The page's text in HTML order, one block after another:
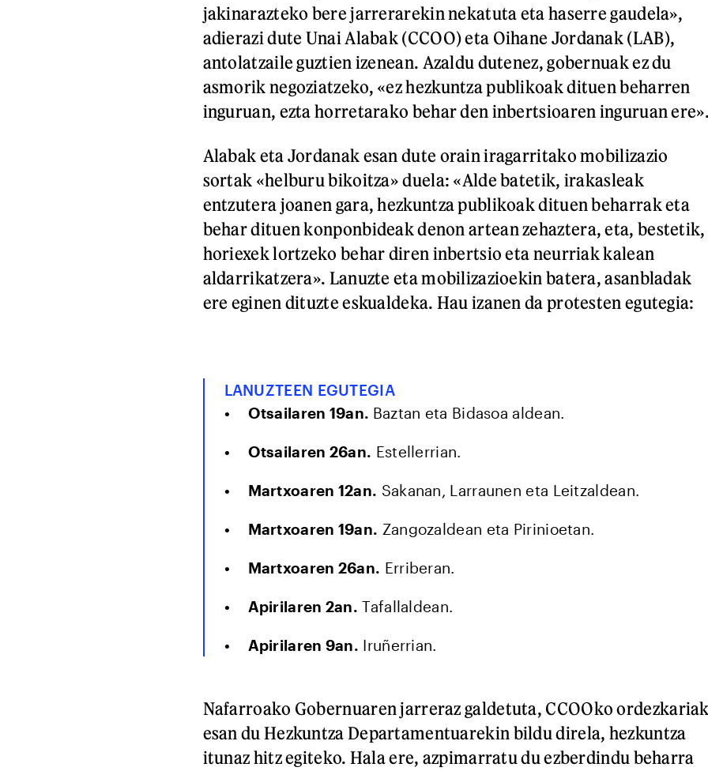
jakinarazteko bere jarrerarekin nekatuta eta haserre gaudela»,
adierazi dute Unai Alabak (CCOO) eta Oihane Jordanak (LAB),
antolatzaile guztien izenean. Azaldu dutenez, gobernuak ez du
asmorik negoziatzeko, «ez hezkuntza publikoak dituen beharren
inguruan, ezta horretarako behar den inbertsioaren inguruan
Alabak eta Jordanak esan dute orain iragarritako mobilizazio
sortak «helburu bikoitza» duela: «Alde batetik, irakasleak
entzutera joanen gara, hezkuntza publikoak dituen beharrak eta
behar dituen konponbideak denon artean zehaztera, eta, bestetik,
horiexek lortzeko behar diren inbertsio eta neurriak kalean
aldarrikatzera». Lanuzte eta mobilizazioekin batera, asanbladak
ere eginen dituzte eskualdeka. Hau izanen da protesten egutegia:
LANUZTEEN EGUTEGIA
Otsailaren 19an. Baztan eta Bidasoa aldean.
Otsailaren 26an. Estellerrian.
Martxoaren 12an. Sakanan, Larraunen eta Leitzaldean.
Martxoaren 19an. Zangozaldean eta Pirinioetan.
Martxoaren 26an. Erriberan.
Apirilaren 2an. Tafallaldean.
Apirilaren 9an. Iruñerrian.
Nafarroako Gobernuaren jarreraz galdetuta, CCOOko
esan du Hezkuntza Departamentuarekin bildu direla, hezkuntza
itunaz hitz egiteko. Hala ere, azpimarratu du ezberdindu beharra